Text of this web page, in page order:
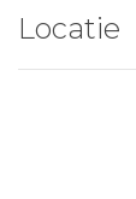
Locatie